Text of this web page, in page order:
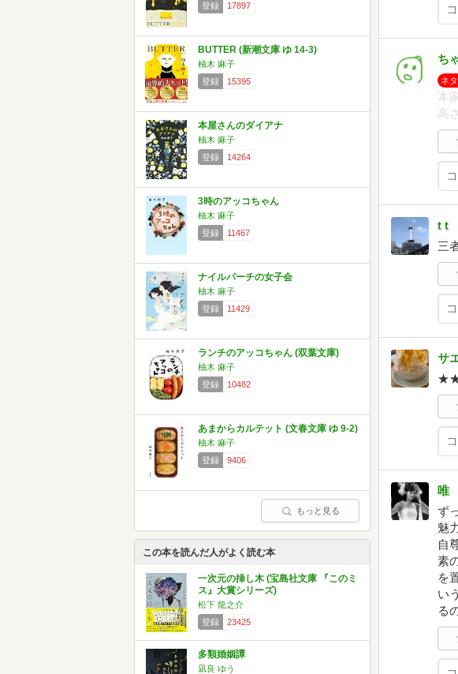
登録
17897
BUTTER (新潮文庫 ゆ 14-3)
柚木 麻子
登録
15395
本屋さんのダイアナ
柚木 麻子
登録
14264
3時のアッコちゃん
柚木 麻子
登録
11467
ナイルパーチの女子会
柚木 麻子
登録
11429
ランチのアッコちゃん (双葉文庫)
柚木 麻子
登録
10482
あまからカルテット (文春文庫 ゆ 9-2)
柚木 麻子
登録
9406
もっと見る
この本を読んだ人がよく読む本
一次元の挿し木 (宝島社文庫 『このミ
ス』大賞シリーズ)
松下 龍之介
登録
23425
多類婚姻譚
凪良 ゆう
ち
ネ
本
高
t t
三
サ
唯
ず
魅
自
素
を
い
る